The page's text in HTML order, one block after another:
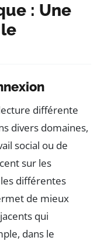
: Une
différente
divers domaines,
social ou de
sur les
différentes
de mieux
qui
dans le